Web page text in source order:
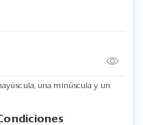
una minúscula y un